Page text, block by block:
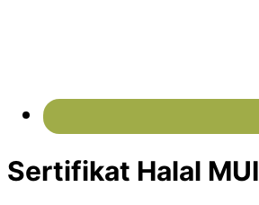
Sertifikat Halal MUI